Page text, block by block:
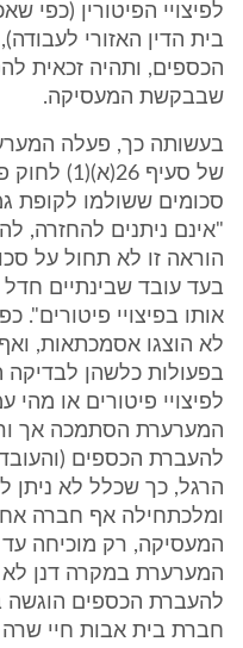
לפיצויי הפיטורין (כפי
בית הדין האזורי
הכספים, ותהיה זכאית
שבבקשת המעסיקה.
בעשותה כך, פעלה
של סעיף
סכומים ששולמו לקופת
"אינם ניתנים להחזרה,
הוראה זו לא תחול על
בעד עובד שבינתיים חדל
אותו בפיצויי
לא הוצגו אסמכתאות,
לפיצויי פיטורים או מהי
המערערת הסתמכה אך
להעברת הכספים
הרגל, כך שכלל לא ניתן
ומלכתחילה אף חברה
המעסיקה, רק מוכיחה
המערערת במקרה דנן
להעברת הכספים הוגשה